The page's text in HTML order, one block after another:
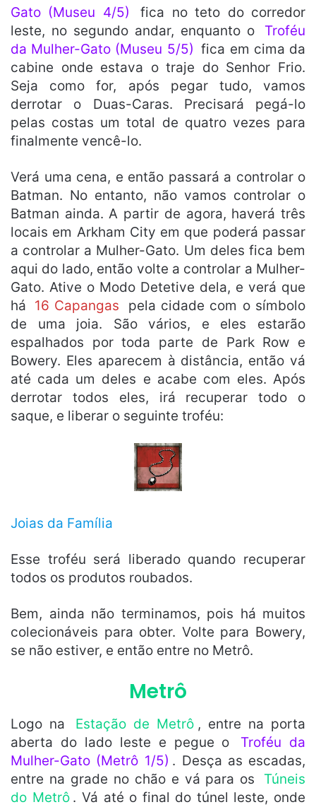
Gato (Museu 4/5)
fica no teto do corredor
leste, no segundo andar, enquanto o
Troféu
da Mulher-Gato (Museu 5/5) fica em cima da
cabine onde estava o traje do Senhor Frio.
Seja como for, após pegar tudo, vamos
derrotar o Duas-Caras. Precisará pegá-lo
pelas costas um total de quatro vezes para
finalmente vencê-lo.
Verá uma cena, e então passará a controlar o
Batman. No entanto, não vamos controlar o
Batman ainda. A partir de agora, haverá três
locais em Arkham City em que poderá passar
a controlar a Mulher-Gato. Um deles fica bem
aqui do lado, então volte a controlar a Mulher-
Gato. Ative o Modo Detetive dela, e verá que
há
16 Capangas
pela cidade com o símbolo
de uma joia. São vários, e eles estarão
espalhados por toda parte de Park Row e
Bowery. Eles aparecem à distância, então vá
até cada um deles e acabe com eles. Após
derrotar todos eles, irá recuperar todo o
saque, e liberar o seguinte troféu:
Joias da Família
Esse troféu será liberado quando recuperar
todos os produtos roubados.
Bem, ainda não terminamos, pois há muitos
colecionáveis para obter. Volte para Bowery,
se não estiver, e então entre no Metrô.
Metrô
Logo na Estação de Metrô , entre na porta
aberta do lado leste e pegue o
Troféu da
Mulher-Gato (Metrô 1/5) . Desça as escadas,
entre na grade no chão e vá para os
Túneis
do Metrô . Vá até o final do túnel leste, onde